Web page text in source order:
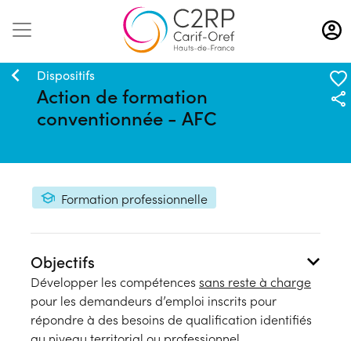
Aller
au
contenu
Dispositifs
Action de formation
conventionnée - AFC
Formation professionnelle
Objectifs
Développer les compétences sans reste à charge
pour les demandeurs d’emploi inscrits pour
répondre à des besoins de qualification identifiés